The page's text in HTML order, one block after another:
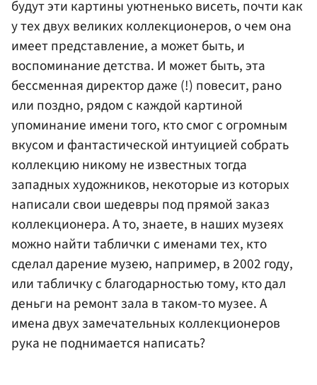
будут эти картины уютненько висеть, почти как
у тех двух великих коллекционеров, о чем она
имеет представление, а может быть, и
воспоминание детства. И может быть, эта
бессменная директор даже (!) повесит, рано
или поздно, рядом с каждой картиной
упоминание имени того, кто смог с огромным
вкусом и фантастической интуицией собрать
коллекцию никому не известных тогда
западных художников, некоторые из которых
написали свои шедевры под прямой заказ
коллекционера. А то, знаете, в наших музеях
можно найти таблички с именами тех, кто
сделал дарение музею, например, в 2002 году,
или табличку с благодарностью тому, кто дал
деньги на ремонт зала в таком-то музее. А
имена двух замечательных коллекционеров
рука не поднимается написать?